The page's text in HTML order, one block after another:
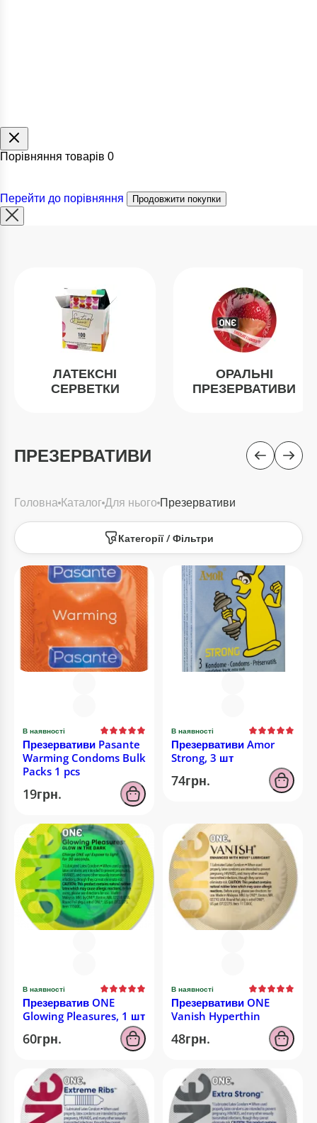
Порівняння товарів 0
Перейти до порівняння Продовжити покупки
ЛАТЕКСНІ
СЕРВЕТКИ
ОРАЛЬНІ
ПРЕЗЕРВАТИВИ
ПРЕЗЕРВАТИВИ
головна каталог для нього презервативи
Категорії / Фільтри
В наявності
Презервативи Pasante
Warming Condoms Bulk
Packs 1 pcs
19грн.
В наявності
Презервативи Amor
Strong, 3 шт
74грн.
В наявності
Презерватив ONE
Glowing Pleasures, 1 шт
60грн.
В наявності
Презервативи ONE
Vanish Hyperthin
48грн.